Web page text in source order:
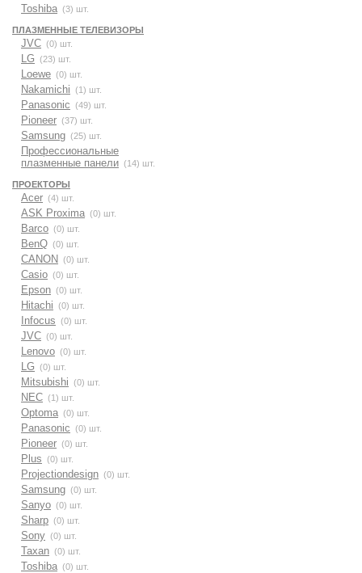
Toshiba (3) шт.
ПЛАЗМЕННЫЕ ТЕЛЕВИЗОРЫ
JVC (0) шт.
LG (23) шт.
Loewe (0) шт.
Nakamichi (1) шт.
Panasonic (49) шт.
Pioneer (37) шт.
Samsung (25) шт.
Профессиональные
плазменные панели (14) шт.
ПРОЕКТОРЫ
Acer (4) шт.
ASK Proxima (0) шт.
Barco (0) шт.
BenQ (0) шт.
CANON (0) шт.
Casio (0) шт.
Epson (0) шт.
Hitachi (0) шт.
Infocus (0) шт.
JVC (0) шт.
Lenovo (0) шт.
LG (0) шт.
Mitsubishi (0) шт.
NEC (1) шт.
Optoma (0) шт.
Panasonic (0) шт.
Pioneer (0) шт.
Plus (0) шт.
Projectiondesign (0) шт.
Samsung (0) шт.
Sanyo (0) шт.
Sharp (0) шт.
Sony (0) шт.
Taxan (0) шт.
Toshiba (0) шт.